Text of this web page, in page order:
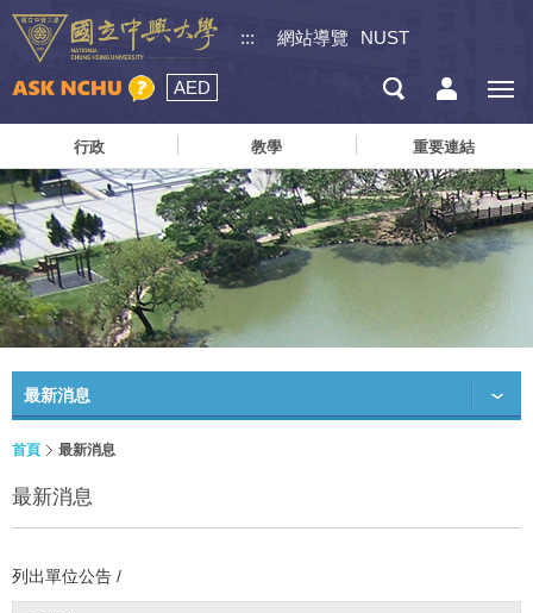
::: 網站導覽 NUST
AED
行政 教學 重要連結
最新消息
首頁 最新消息
最新消息
列出單位公告 /